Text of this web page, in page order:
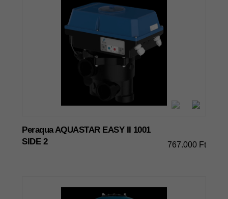
Peraqua AQUASTAR EASY II 1001
SIDE 2
767.000 Ft